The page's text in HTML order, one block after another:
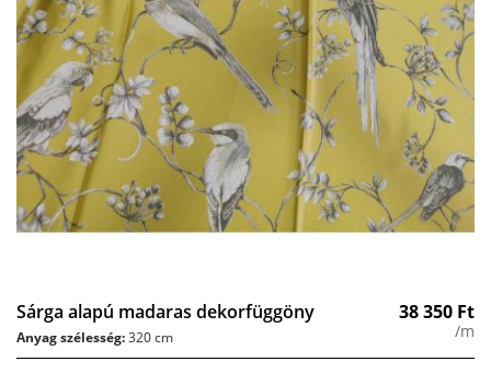
Sárga alapú madaras dekorfüggöny 38 350 Ft
/m
Anyag szélesség:320 cm